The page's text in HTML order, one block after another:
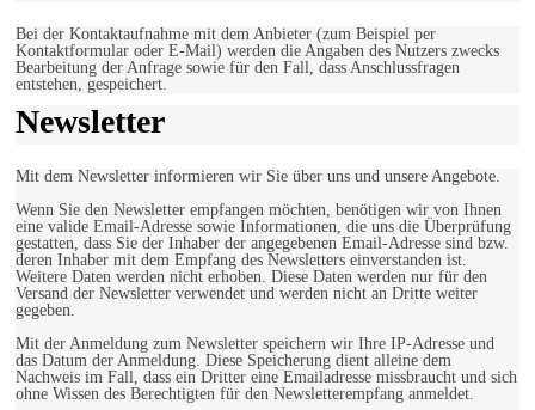
Bei der Kontaktaufnahme mit dem Anbieter (zum Beispiel per
Kontaktformular oder E-Mail) werden die Angaben des Nutzers zwecks
Bearbeitung der Anfrage sowie für den Fall, dass Anschlussfragen
entstehen, gespeichert.
Newsletter
Mit dem Newsletter informieren wir Sie über uns und unsere Angebote.
Wenn Sie den Newsletter empfangen möchten, benötigen wir von Ihnen
eine valide Email-Adresse sowie Informationen, die uns die Überprüfung
gestatten, dass Sie der Inhaber der angegebenen Email-Adresse sind bzw.
deren Inhaber mit dem Empfang des Newsletters einverstanden ist.
Weitere Daten werden nicht erhoben. Diese Daten werden nur für den
Versand der Newsletter verwendet und werden nicht an Dritte weiter
gegeben.
Mit der Anmeldung zum Newsletter speichern wir Ihre IP-Adresse und
das Datum der Anmeldung. Diese Speicherung dient alleine dem
Nachweis im Fall, dass ein Dritter eine Emailadresse missbraucht und sich
ohne Wissen des Berechtigten für den Newsletterempfang anmeldet.